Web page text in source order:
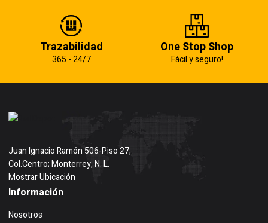
Trazabilidad
365 - 24/7
One Stop Shop
Fácil y seguro!
Juan Ignacio Ramón 506-Piso 27,
Col.Centro; Monterrey, N. L.
Mostrar Ubicación
Información
Nosotros